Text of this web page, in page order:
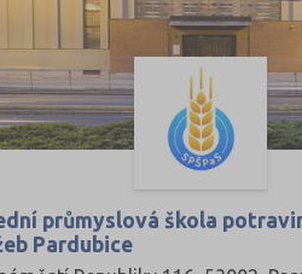
průmyslová škola
Pardubice